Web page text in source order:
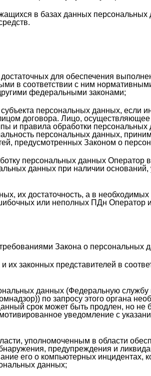
в базах данных персональных
для обеспечения
в соответствии с ним
федеральными законами;
персональных данных, если
договора. Лицо, осуществляющее
и правила обработки персональных
персональных данных,
предусмотренных Законом о
персональных данных Оператор
данных при наличии оснований,
их достаточность, а в необходимых
или неполных ПДн Оператор
Закона о персональных
законных представителей в
данных (Федеральную службу
по запросу этого органа
срок может быть продлен, но не
уведомление с
уполномоченным в области
предупреждения и
его о компьютерных инцидентах,
данных;